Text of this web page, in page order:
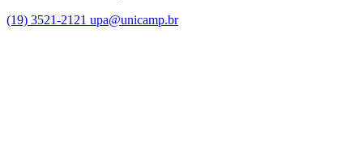
(19) 3521-2121 upa@unicamp.br